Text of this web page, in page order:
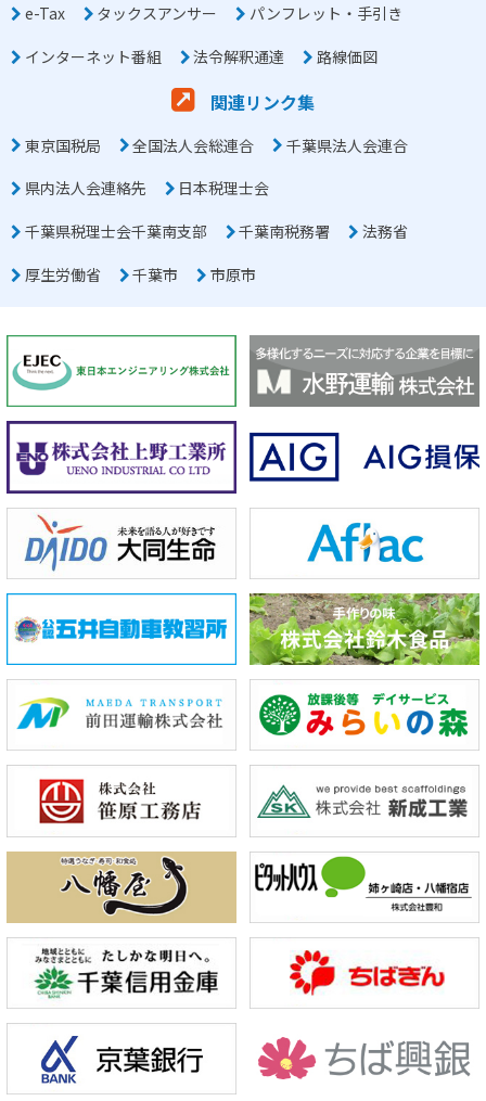
e-Tax タックスアンサー
パンフレット・手引き
インターネット番組
法令解釈通達 路線価図
関連リンク集
東京国税局 全国法人会総連合
千葉県法人会連合
県内法人会連絡先
日本税理士会
千葉県税理士会千葉南支部
千葉南税務署
法務省
厚生労働省
千葉市 市原市